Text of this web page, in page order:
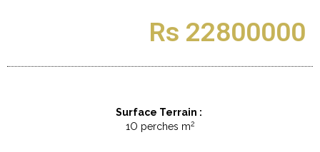
Rs 22800000
Surface Terrain :
1O perches m2